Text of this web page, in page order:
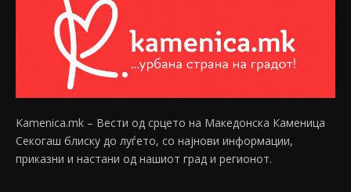
Kamenica.mk – Вести од срцето на Македонска Каменица
Секогаш блиску до луѓето, со најнови информации,
приказни и настани од нашиот град и регионот.